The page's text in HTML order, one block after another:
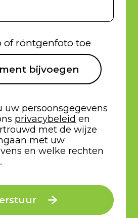
of röntgenfoto toe
bijvoegen
uw persoonsgegevens
privacybeleid en
met de wijze
met uw
en welke rechten